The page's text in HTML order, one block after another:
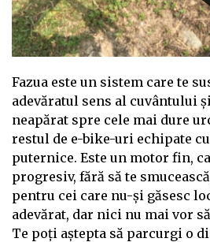
Fazua este un sistem care te
adevăratul sens al cuvântului
neapărat spre cele mai dure
restul de e-bike-uri echipate
puternice. Este un motor fin,
progresiv, fără să te
pentru cei care nu-și găsesc
adevărat, dar nici nu mai vor
Te poți aștepta să parcurgi o